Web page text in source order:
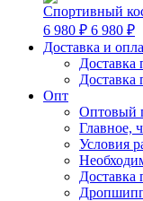
Спортивный
6 980 ₽ 6 980 ₽
Доставка и
Доставка
Опт
Оптовый
Главное,
Условия